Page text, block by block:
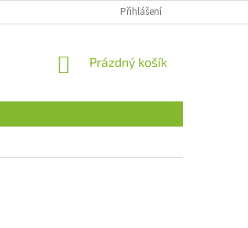
Přihlášení
NÁKUPNÍ
Prázdný košík